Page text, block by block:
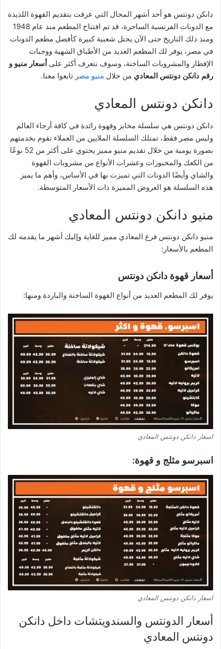
دانكن دونتس هو أحد أشهر المحال التي عرفت بتقديم القهوة اللذيذة
مع الدونات الفرنسية الساحرة، قد تم افتتاح المطعم منذ عام 1948
ومنذ ذلك التاريخ حتى الآن يحتل شعبية كبيرة كأفضل مطعم الدونات
في مصر، يوفر لك المطعم العديد من الأطباق الشهية ووجبات
الإفطار والمشروبات الساخنة، وسوف نتعرف أكثر على أسعار منيو و
رقم دانكن دونتس المعادي من خلال منيو مصر تابعوا معنا.
دانكن دونتس المعادي
دانكن دونتس هي سلسلة مخابز وقهوة رائدة في كافة أرجاء العالم
وليس مصر فقط، تمتلك السلسلة الملايين من العملاء تقوم بخدمتهم
بصورة يومية من خلال تقديم منيو مميز يحتوي على أكثر من 52 نوعًا
من الكعك والمخبوزات وعشرات الأنواع من مشروبات القهوة
والشاي وأيضًا الدونات التي تميزت بها في الأساس، وأهم ما يميز
هذه السلسلة هو العروض المميزة ذات الأسعار المتوسطة.
منيو دانكن دونتس المعادي
منيو دانكن دونتس فرع المعادي مميز للغاية وإليك أشهر ما يقدمه لك
المطعم بالأسعار:
أسعار قهوة دانكن دونتس
يوفر لك المطعم العديد من أنواع القهوة الساخنة والباردة ومنها:
اسعار دانكن دونتس المعادي
اسبرسو مثلج و قهوة:
اسعار دانكن دونتس المعادي
أسعار الدونتس والسندويتشات داخل دانكن
دونتس المعادي